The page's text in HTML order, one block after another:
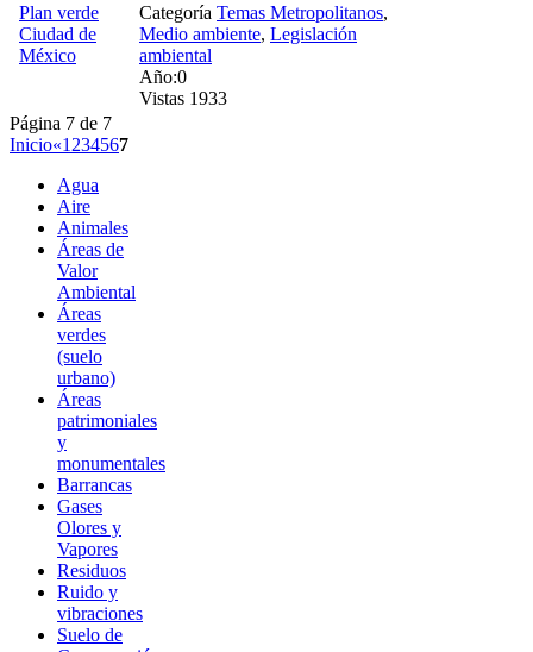
Categoría Temas Metropolitanos,
Medio ambiente, Legislación
ambiental
Año:0
Vistas 1933
Página 7 de 7
Inicio«1 234567
Agua
Aire
Animales
Áreas de
Valor
Ambiental
Áreas
verdes
(suelo
urbano)
Áreas
patrimoniales
y
monumentales
Barrancas
Gases
Olores y
Vapores
Residuos
Ruido y
vibraciones
Suelo de